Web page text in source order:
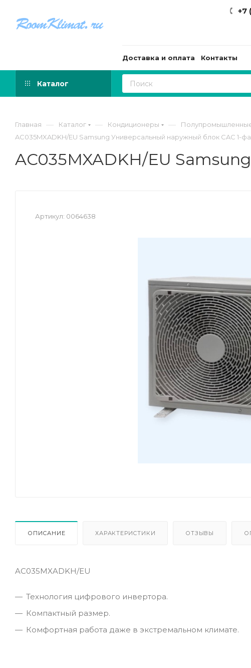
+7
Доставка и оплата Контакты
Каталог
Главная — Каталог — Кондиционеры —
AC035MXADKH/EU Samsung Универсальный наружный блок CAC 1-
AC035MXADKH/EU
Артикул: 0064638
ОПИСАНИЕ ХАРАКТЕРИСТИКИ ОТЗЫВЫ
AC035MXADKH/EU
Технология цифрового инвертора.
Компактный размер.
Комфортная работа даже в экстремальном климате.